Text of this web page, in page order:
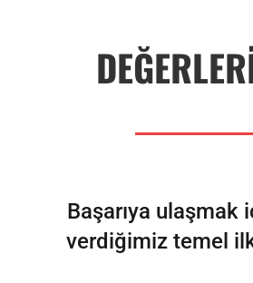
Başarıya ulaşmak
verdiğimiz temel